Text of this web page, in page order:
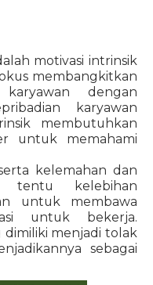
motivasi intrinsik
membangkitkan
dengan
karyawan
membutuhkan
untuk memahami
kelemahan dan
tentu kelebihan
untuk membawa
untuk bekerja.
dimiliki menjadi tolak
sebagai